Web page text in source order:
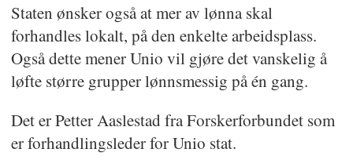
Staten ønsker også at mer av lønna skal
forhandles lokalt, på den enkelte arbeidsplass.
Også dette mener Unio vil gjøre det vanskelig å
løfte større grupper lønnsmessig på én gang.
Det er Petter Aaslestad fra Forskerforbundet som
er forhandlingsleder for Unio stat.